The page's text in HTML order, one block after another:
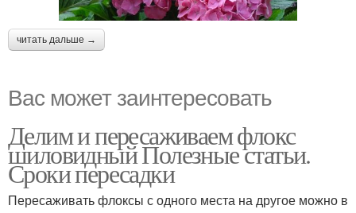
читать дальше →
Вас может заинтересовать
Делим и пересаживаем флокс
шиловидный Полезные статьи.
Сроки пересадки
Пересаживать флоксы с одного места на другое можно в